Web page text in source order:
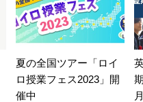
夏の全国ツアー「ロイ
ロ授業フェス2023」開
催中
月